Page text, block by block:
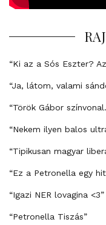
“Ki az a Sós Eszter?
“Ja, látom, valami
“Török Gábor
“Nekem ilyen balos
“Tipikusan magyar
“Ez a Petronella egy
“Igazi NER lovagina <3”
“Petronella Tiszás”